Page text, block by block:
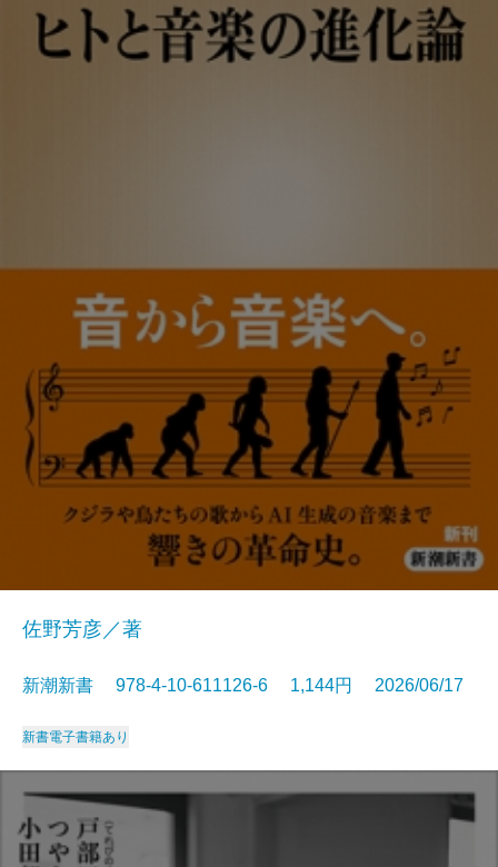
佐野芳彦／著
新潮新書 978-4-10-611126-6 1,144円 2026/06/17
新書電子書籍あり